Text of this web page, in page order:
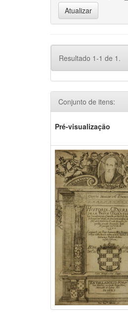
Resultado 1-1 de 1.
Conjunto de itens:
Pré-visualização